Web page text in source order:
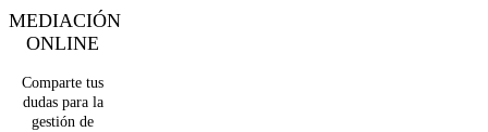
MEDIACIÓN
ONLINE
Comparte tus
dudas para la
gestión de